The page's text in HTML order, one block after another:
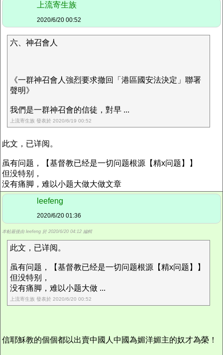
上流寄生族
2020/6/20 00:52
六、神召會人
《一群神召會人強烈要求撤回「港區國安法決定」聯署
聲明》
我們是一群神召會的信徒，對早 ...
上流寄生族 發表於 2020/6/19 00:52
此文，已详阅。
虽有问题，【基督教已经是一切问题根源【精x问题】】
但没特别，
没有痛脚，难以小题大做大做文章
leefeng
2020/6/20 01:36
本帖最後由 leefeng 於 2020/6/20 04:12 編輯
此文，已详阅。
虽有问题，【基督教已经是一切问题根源【精x问题】】
但没特别，
没有痛脚，难以小题大做 ...
上流寄生族 發表於 2020/6/20 00:52
信耶穌教的個個都以出賣中國人中國為媚洋媚主的奴才為榮！